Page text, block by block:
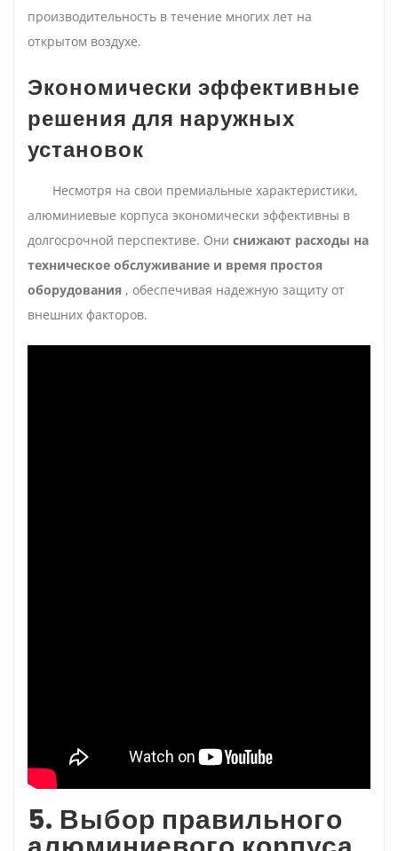
производительность в течение многих лет на
открытом воздухе.
Экономически эффективные
решения для наружных
установок
Несмотря на свои премиальные характеристики,
алюминиевые корпуса экономически эффективны в
долгосрочной перспективе. Они снижают расходы на
техническое обслуживание и время простоя
оборудования , обеспечивая надежную защиту от
внешних факторов.
5. Выбор правильного